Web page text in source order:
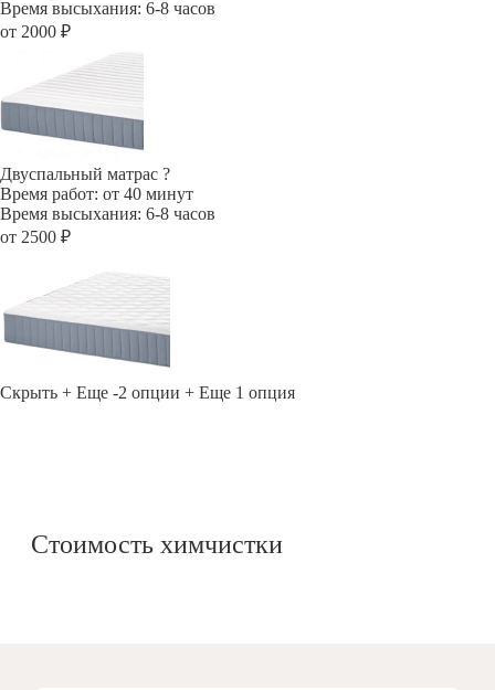
Время высыхания: 6-8 часов
от 2000 ₽
Двуспальный матрас ?
Время работ: от 40 минут
Время высыхания: 6-8 часов
от 2500 ₽
Скрыть + Еще -2 опции + Еще 1 опция
Стоимость химчистки